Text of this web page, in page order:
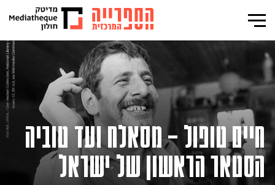
חיים טופול – מסאלח ועד טוביה
הסטאר הראשון של ישראל